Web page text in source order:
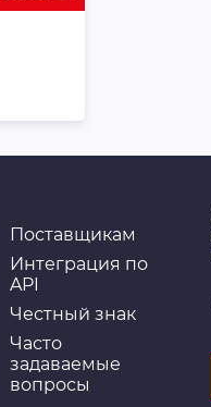
Поставщикам
Интеграция по
API
Честный знак
Часто
задаваемые
вопросы